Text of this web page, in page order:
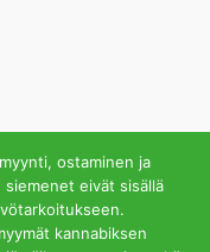
ostaminen ja
eivät sisällä
kannabiksen